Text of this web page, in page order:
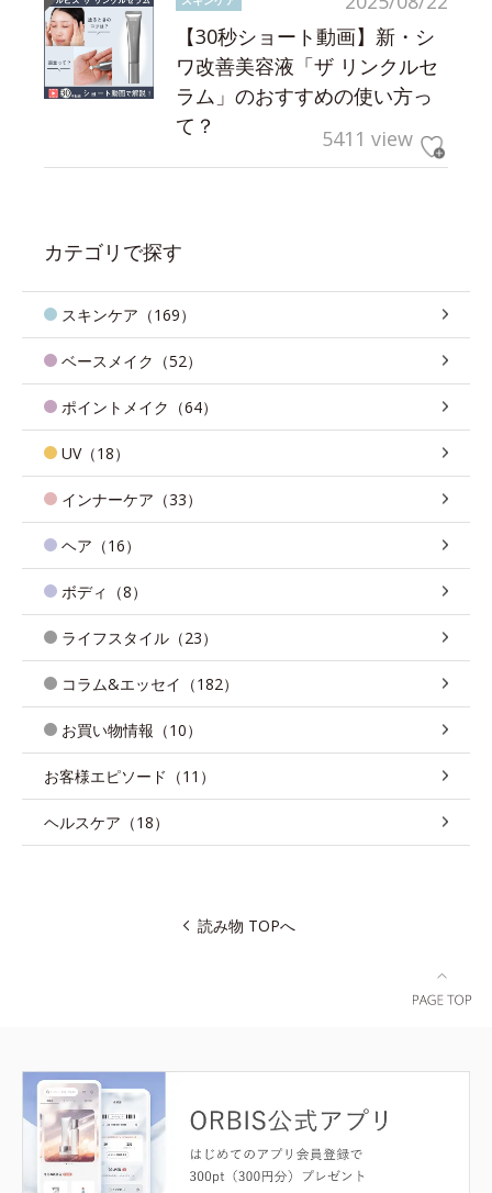
【30秒ショート動画】新・シ
ワ改善美容液「ザ リンクルセ
ラム」のおすすめの使い方っ
て？
5411 view
カテゴリで探す
スキンケア（169）
ベースメイク（52）
ポイントメイク（64）
UV（18）
インナーケア（33）
ヘア（16）
ボディ（8）
ライフスタイル（23）
コラム&エッセイ（182）
お買い物情報（10）
お客様エピソード（11）
ヘルスケア（18）
読み物 TOPへ